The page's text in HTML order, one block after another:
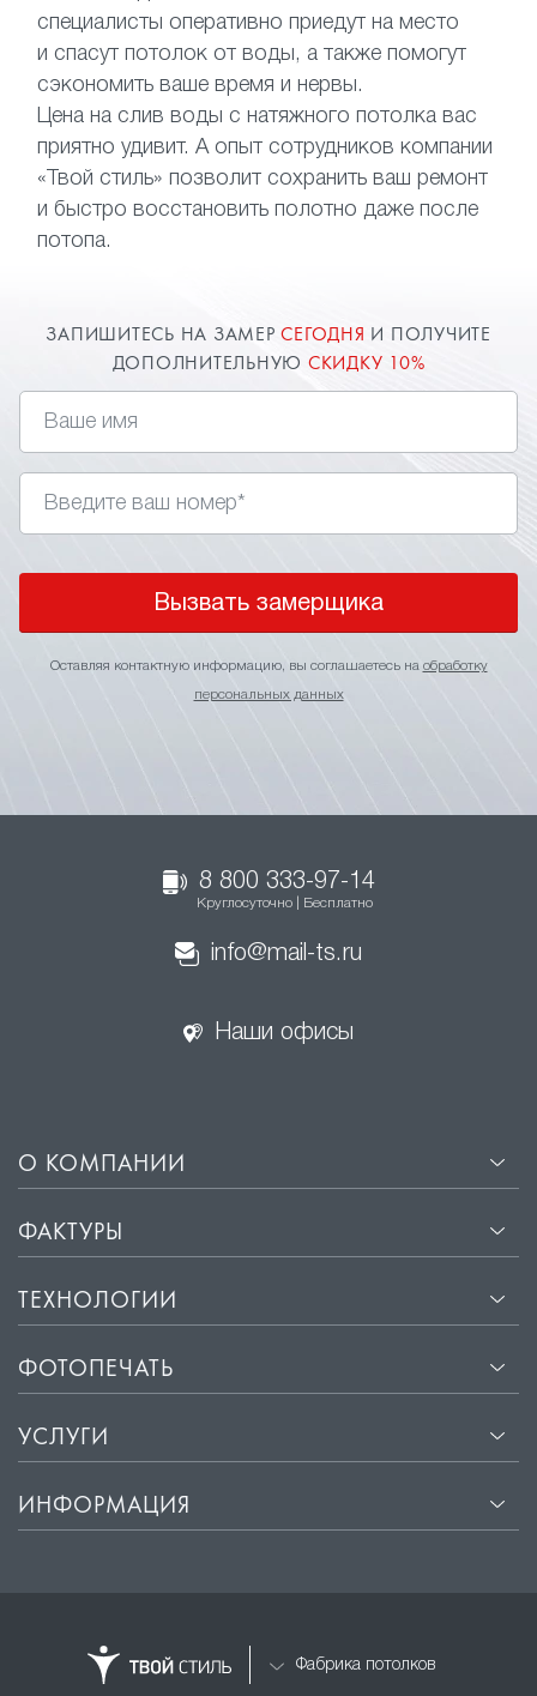
специалисты оперативно приедут на место
и спасут потолок от воды, а также помогут
сэкономить ваше время и нервы.
Цена на слив воды с натяжного потолка вас
приятно удивит. А опыт сотрудников компании
«Твой стиль» позволит сохранить ваш ремонт
и быстро восстановить полотно даже после
потопа.
ЗАПИШИТЕСЬ НА ЗАМЕРСЕГОДНЯ И ПОЛУЧИТЕ
ДОПОЛНИТЕЛЬНУЮ СКИДКУ 10%
Вызвать замерщика
Оставляя контактную информацию, вы соглашаетесь на обработку
персональных данных
8 800 333-97-14
Круглосуточно | Бесплатно
info@mail-ts.ru
Наши офисы
О КОМПАНИИ
ФАКТУРЫ
ТЕХНОЛОГИИ
ФОТОПЕЧАТЬ
УСЛУГИ
ИНФОРМАЦИЯ
Фабрика потолков